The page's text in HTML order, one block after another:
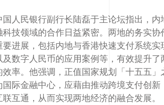
国人民银行副行长陆磊于主论坛指出，内
科技领域的合作日益紧密。两地的务实协
要进展，包括内地与香港快速支付系统实
及数字人民币的应用案例等，有效提升了
效率。他强调，正值国家规划「十五五」
国际金融中心，应藉由推动跨境支付创新
联互通，从而实现两地经济的融合发展。